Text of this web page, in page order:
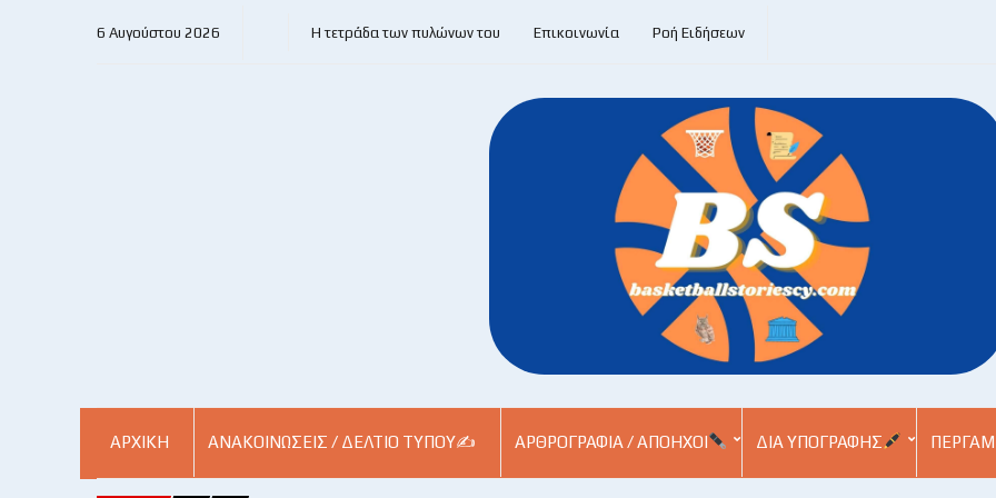
6 Αυγούστου 2026 Η τετράδα των πυλώνων του Επικοινωνία Ροή Ειδήσεων
ΑΡΧΙΚΗ ΑΝΑΚΟΙΝΏΣΕΙΣ / ΔΕΛΤΊΟ ΤΎΠΟΥ✍ ΑΡΘΡΟΓΡΑΦΊΑ / ΑΠΌΗΧΟΙ ΔΙΑ ΥΠΟΓΡΑΦΉΣ